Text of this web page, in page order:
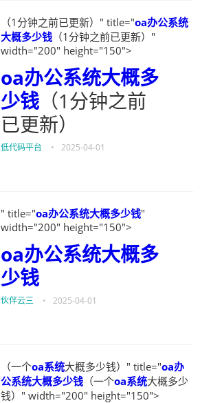
（1分钟之前已更新）" title="oa办公系统
大概多少钱 （1分钟之前已更新）"
width="200" height="150">
oa办公系统大概多
少钱 （1分钟之前
已更新）
低代码平台 • 2025-04-01
" title="oa办公系统大概多少钱"
width="200" height="150">
oa办公系统大概多
少钱
伙伴云三 • 2025-04-01
（一个oa系统大概多少钱）" title="oa办
公系统大概多少钱 （一个oa系统大概多少
钱）" width="200" height="150">